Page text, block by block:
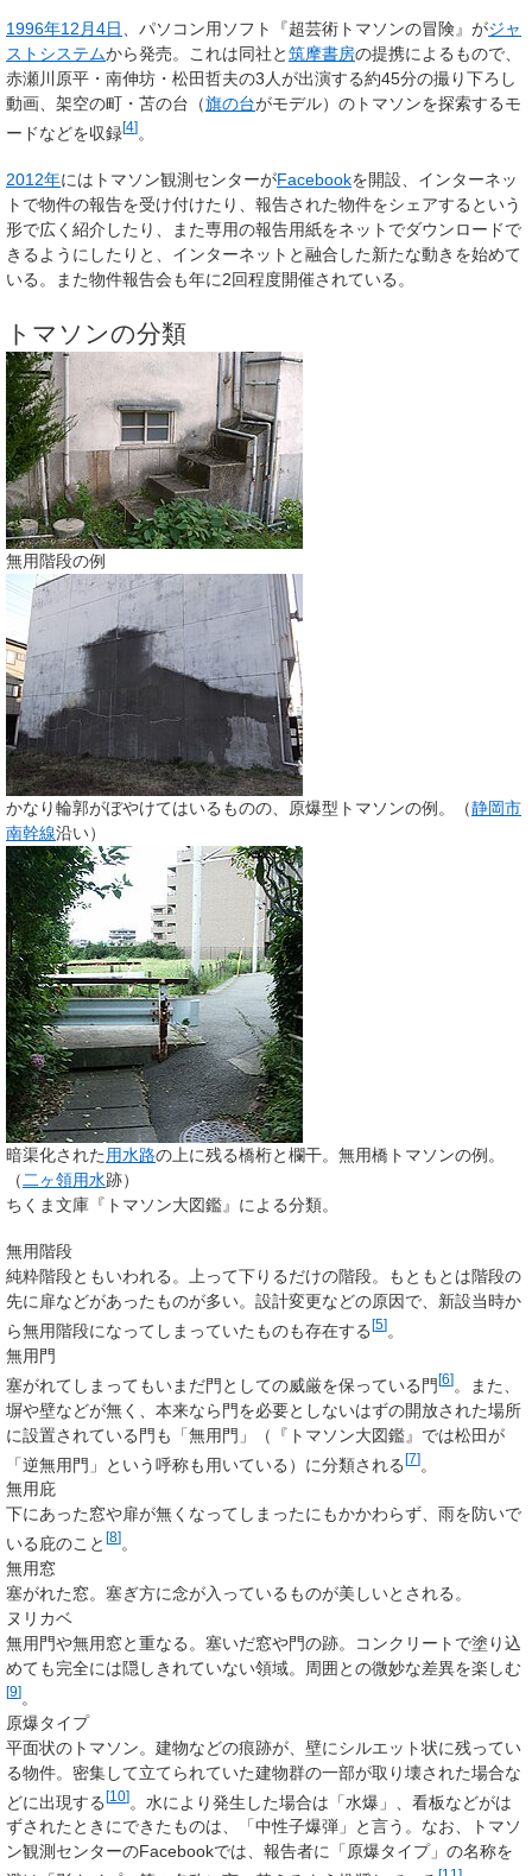
1996年12月4日 、パソコン用ソフト『超芸術トマソンの冒険』がジャ
ストシステムから発売。これは同社と筑摩書房の提携によるもので、
赤瀬川原平・南伸坊・松田哲夫の3人が出演する約45分の撮り下ろし
動画、架空の町・苫の台（旗の台がモデル）のトマソンを探索するモ
ードなどを収録[4]。
2012年にはトマソン観測センターがFacebookを開設、インターネッ
トで物件の報告を受け付けたり、報告された物件をシェアするという
形で広く紹介したり、また専用の報告用紙をネットでダウンロードで
きるようにしたりと、インターネットと融合した新たな動きを始めて
いる。また物件報告会も年に2回程度開催されている。
トマソンの分類
無用階段の例
かなり輪郭がぼやけてはいるものの、原爆型トマソンの例。（静岡市
南幹線沿い）
暗渠化された 用水路の上に残る橋桁と欄干。無用橋トマソンの例。
（ 二ヶ領用水跡）
ちくま文庫『トマソン大図鑑』による分類。
無用階段
純粋階段ともいわれる。上って下りるだけの階段。もともとは階段の
先に扉などがあったものが多い。設計変更などの原因で、新設当時か
ら無用階段になってしまっていたものも存在する [5] 。
無用門
塞がれてしまってもいまだ門としての威厳を保っている門[6]。また、
塀や壁などが無く、本来なら門を必要としないはずの開放された場所
に設置されている門も「無用門」（『トマソン大図鑑』では松田が
「逆無用門」という呼称も用いている）に分類される[7]。
無用庇
下にあった窓や扉が無くなってしまったにもかかわらず、雨を防いで
いる庇のこと [8] 。
無用窓
塞がれた窓。塞ぎ方に念が入っているものが美しいとされる。
ヌリカベ
無用門や無用窓と重なる。塞いだ窓や門の跡。コンクリートで塗り込
めても完全には隠しきれていない領域。周囲との微妙な差異を楽しむ
[9]。
原爆タイプ
平面状のトマソン。建物などの痕跡が、壁にシルエット状に残ってい
る物件。密集して立てられていた建物群の一部が取り壊された場合な
どに出現する[10]。水により発生した場合は「水爆」、看板などがは
ずされたときにできたものは、「中性子爆弾」と言う。なお、トマソ
ン観測センターのFacebookでは、報告者に「原爆タイプ」の名称を